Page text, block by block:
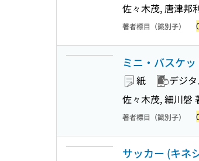
佐々木茂, 唐津邦
著者標目（識別子）
ミニ・バスケ
紙 デジ
佐々木茂, 細川磐
著者標目（識別子）
サッカー (キネ